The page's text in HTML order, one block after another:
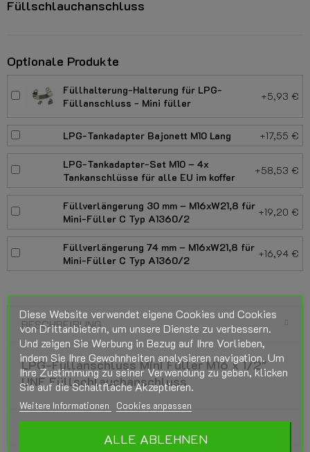
Füllschlauchanschluss
Optionale Produkte
Füllhalterung-Halterung für LPG-
Füllanschluss - Mini füller
+5,93 €
LPG-Tankadapter Bajonett M10 Lang +17,55 €
LPG-Tankadapter-Set M10 – 4x
Tankanschlüsse für alle EU im koffer
+58,53 €
Füllverlängerung 30 mm – M16xW21,8 für
Mini-Füller C Typ A1360/2
+19,20 €
Füllverlängerung 74 mm – M16xW21,8 für
Mini-Füller C Typ A1360/2
+16,94 €
BESCHREIBUNG
LPG-Füllanschluss Mini Füller M16 x 1/2"
UNF Füllschlauchanschluss
Diese Website verwendet eigene Cookies und Cookies
von Drittanbietern, um unsere Dienste zu verbessern.
Und zeigen Sie Werbung in Bezug auf Ihre Vorlieben,
indem Sie Ihre Gewohnheiten analysieren navigation. Um
Ihre Zustimmung zu seiner Verwendung zu geben, klicken
Sie auf die Schaltfläche Akzeptieren.
Weitere Informationen Cookies anpassen
ALLE ABLEHNEN